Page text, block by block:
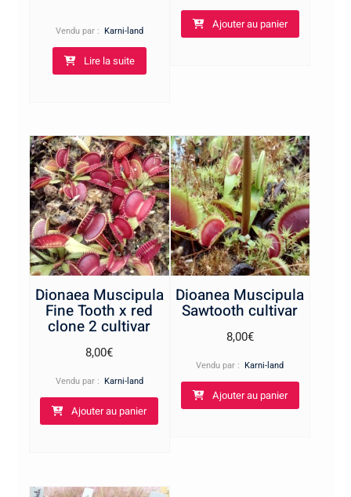
Vendu par : Karni-land
Lire la suite
Ajouter au panier
Dionaea Muscipula
Fine Tooth x red
clone 2 cultivar
8,00€
Vendu par : Karni-land
Ajouter au panier
Dioanea Muscipula
Sawtooth cultivar
8,00€
Vendu par : Karni-land
Ajouter au panier